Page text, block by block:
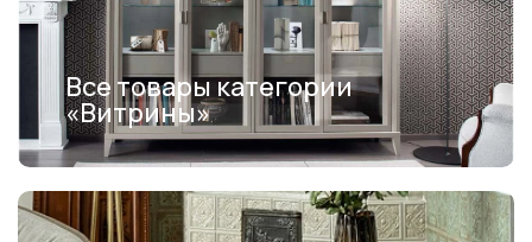
Все товары категории
«Витрины»